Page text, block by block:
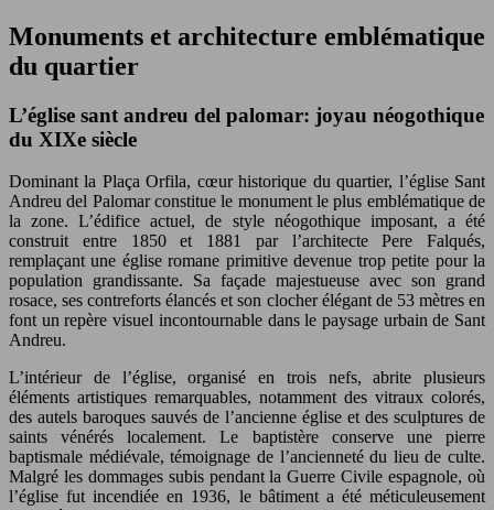
Monuments et architecture emblématique
du quartier
L’église sant andreu del palomar: joyau néogothique
du XIXe siècle
Dominant la Plaça Orfila, cœur historique du quartier, l’église Sant
Andreu del Palomar constitue le monument le plus emblématique de
la zone. L’édifice actuel, de style néogothique imposant, a été
construit entre 1850 et 1881 par l’architecte Pere Falqués,
remplaçant une église romane primitive devenue trop petite pour la
population grandissante. Sa façade majestueuse avec son grand
rosace, ses contreforts élancés et son clocher élégant de 53 mètres en
font un repère visuel incontournable dans le paysage urbain de Sant
Andreu.
L’intérieur de l’église, organisé en trois nefs, abrite plusieurs
éléments artistiques remarquables, notamment des vitraux colorés,
des autels baroques sauvés de l’ancienne église et des sculptures de
saints vénérés localement. Le baptistère conserve une pierre
baptismale médiévale, témoignage de l’ancienneté du lieu de culte.
Malgré les dommages subis pendant la Guerre Civile espagnole, où
l’église fut incendiée en 1936, le bâtiment a été méticuleusement